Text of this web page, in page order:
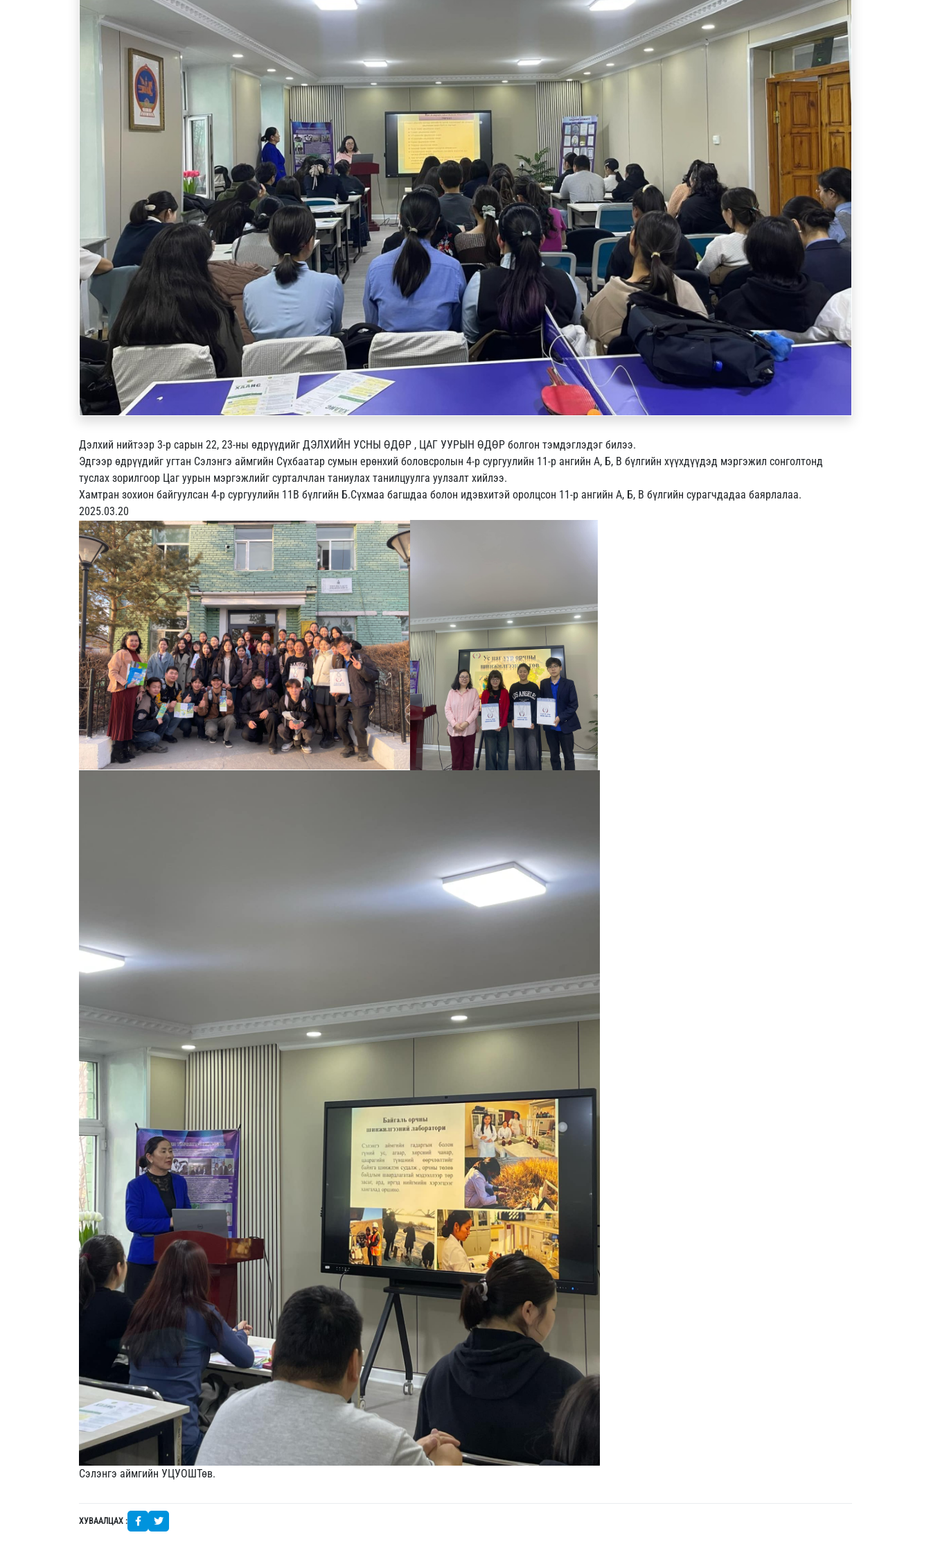
Дэлхий нийтээр 3-р сарын 22, 23-ны өдрүүдийг ДЭЛХИЙН УСНЫ ӨДӨР , ЦАГ УУРЫН ӨДӨР болгон тэмдэглэдэг билээ.
Эдгээр өдрүүдийг угтан Сэлэнгэ аймгийн Сүхбаатар сумын ерөнхий боловсролын 4-р сургуулийн 11-р ангийн А, Б, В бүлгийн хүүхдүүдэд мэргэжил сонголтонд
туслах зорилгоор Цаг уурын мэргэжлийг сурталчлан таниулах танилцуулга уулзалт хийлээ.
Хамтран зохион байгуулсан 4-р сургуулийн 11В бүлгийн Б.Сүхмаа багшдаа болон идэвхитэй оролцсон 11-р ангийн А, Б, В бүлгийн сурагчдадаа баярлалаа.
2025.03.20
Сэлэнгэ аймгийн УЦУОШТөв.
ХУВААЛЦАХ :